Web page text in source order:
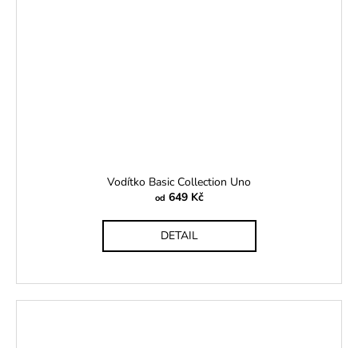
Vodítko Basic Collection Uno
od 649 Kč
DETAIL